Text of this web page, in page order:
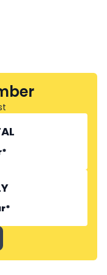
*
*